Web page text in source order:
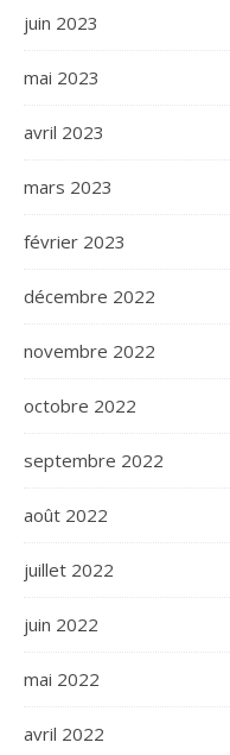
juin 2023
mai 2023
avril 2023
mars 2023
février 2023
décembre 2022
novembre 2022
octobre 2022
septembre 2022
août 2022
juillet 2022
juin 2022
mai 2022
avril 2022